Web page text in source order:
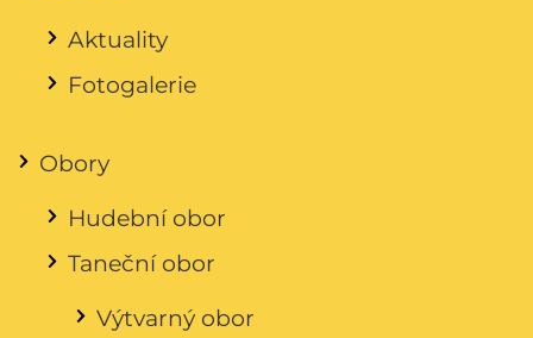
Aktuality
Fotogalerie
Obory
Hudební obor
Taneční obor
Výtvarný obor